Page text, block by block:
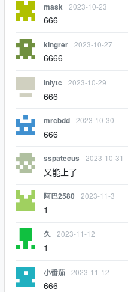
mask 2023-10-23
666
kingrer 2023-10-27
6666
lnlytc 2023-10-29
666
mrcbdd 2023-10-30
666
sspatecus 2023-10-31
又能上了
阿巴2580 2023-11-3
1
久 2023-11-12
1
小番茄 2023-11-12
666